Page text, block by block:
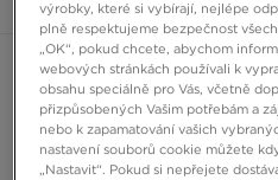
Seřadit:Doporučené
výrobky, které si vybírají, nejlépe
plně respektujeme bezpečnost
„OK“, pokud chcete, abychom
webových stránkách používali k
obsahu speciálně pro Vás, včetně
přizpůsobených Vašim potřebám a
nebo k zapamatování vašich
nastavení souborů cookie můžete
„Nastavit“. Pokud si nepřejete